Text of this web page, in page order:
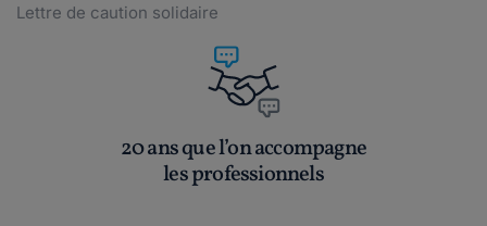
Lettre de caution solidaire
20 ans que l’on accompagne
les professionnels